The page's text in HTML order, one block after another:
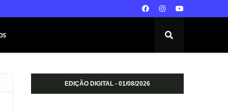
EDIÇÃO DIGITAL - 01/08/2026